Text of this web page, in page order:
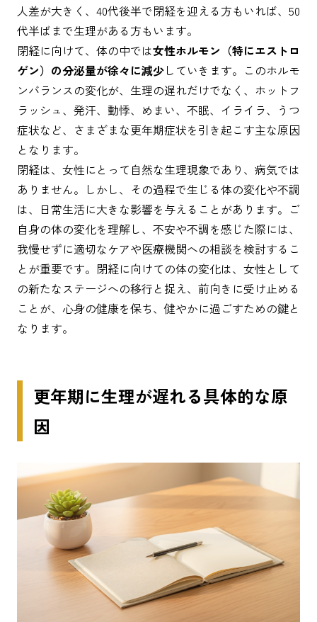
人差が大きく、40代後半で閉経を迎える方もいれば、50
代半ばまで生理がある方もいます。
閉経に向けて、体の中では女性ホルモン（特にエストロ
ゲン）の分泌量が徐々に減少していきます。このホルモ
ンバランスの変化が、生理の遅れだけでなく、ホットフ
ラッシュ、発汗、動悸、めまい、不眠、イライラ、うつ
症状など、さまざまな更年期症状を引き起こす主な原因
となります。
閉経は、女性にとって自然な生理現象であり、病気では
ありません。しかし、その過程で生じる体の変化や不調
は、日常生活に大きな影響を与えることがあります。ご
自身の体の変化を理解し、不安や不調を感じた際には、
我慢せずに適切なケアや医療機関への相談を検討するこ
とが重要です。閉経に向けての体の変化は、女性として
の新たなステージへの移行と捉え、前向きに受け止める
ことが、心身の健康を保ち、健やかに過ごすための鍵と
なります。
更年期に生理が遅れる具体的な原
因